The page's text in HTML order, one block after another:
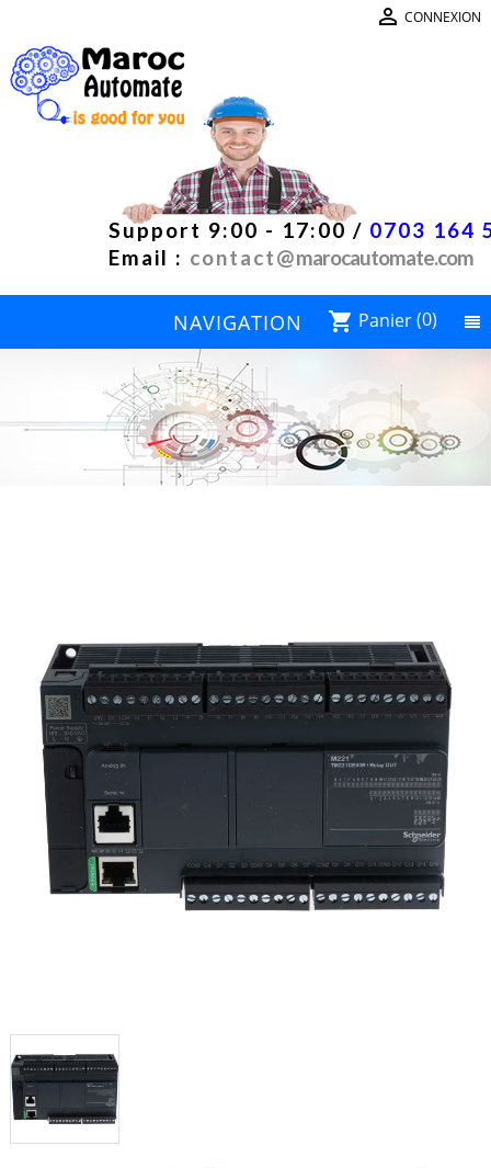
 CONNEXION
Support 9:00 - 17:00 / 0703 164
Email : contact@marocautomate.com
shopping_cart Panier(0)
NAVIGATION